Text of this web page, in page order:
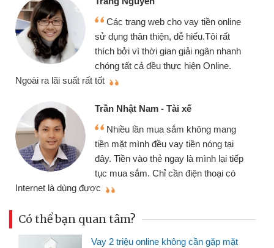
cho vay tiền online
dễ hiểu.Tôi rất
giải ngân nhanh
hiện Online.
Tài xế
sắm không mang
vay tiền nóng tại
ngay là mình lại tiếp
cần điện thoại có
Mình cần tiền gấp
chiếc xe wave nhưng
gói vay tiền bằng
cần gặp mặt nên rất
Cấn Văn Lực - Tạp
Tôi kinh doanh
nhiều lúc cần vốn
đến website qua bạn
đã giải quyết được
Có thể bạn quan tâm?
Vay 2 triệu online không cần gặp mặt